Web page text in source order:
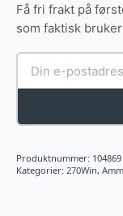
antall
Få fri frakt på
som faktisk
Produktnummer: 104869
Kategorier: 270Win,